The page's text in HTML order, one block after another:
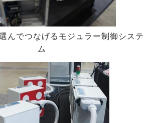
んでつなげるモジュラー制御システ
ム